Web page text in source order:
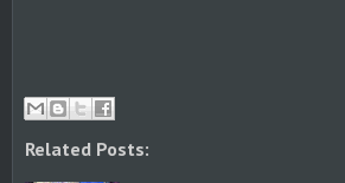
Related Posts: